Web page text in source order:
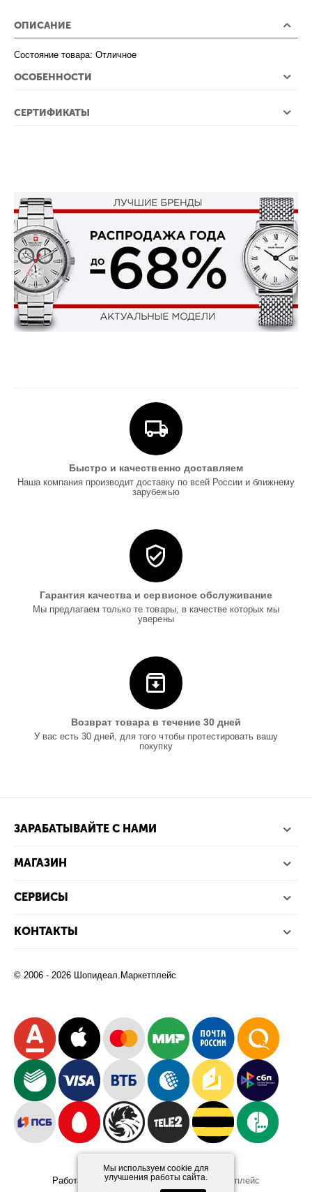
Мы используем cookie для
улучшения работы сайта.
ОПИСАНИЕ
Состояние товара: Отличное
ОСОБЕННОСТИ
СЕРТИФИКАТЫ
Быстро и качественно доставляем
Наша компания производит доставку по всей России и ближнему
зарубежью
Гарантия качества и сервисное обслуживание
Мы предлагаем только те товары, в качестве которых мы
уверены
Возврат товара в течение 30 дней
У вас есть 30 дней, для того чтобы протестировать вашу
покупку
ЗАРАБАТЫВАЙТЕ С НАМИ
МАГАЗИН
СЕРВИСЫ
КОНТАКТЫ
© 2006 - 2026 Шопидеал.Маркетплейс
Работает на платформеШопидеал.Маркетплейс